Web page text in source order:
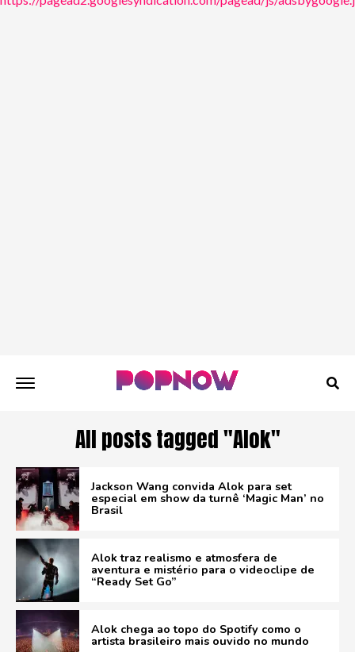
All posts tagged "Alok"
Jackson Wang convida Alok para set
especial em show da turnê ‘Magic Man’ no
Brasil
Alok traz realismo e atmosfera de
aventura e mistério para o videoclipe de
“Ready Set Go”
Alok chega ao topo do Spotify como o
artista brasileiro mais ouvido no mundo